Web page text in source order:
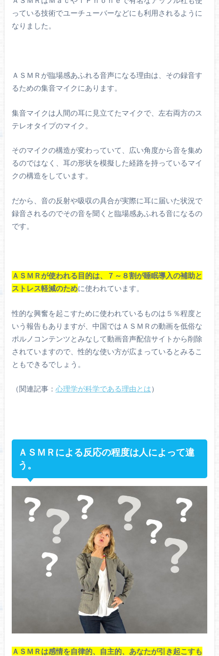
っている技術でユーチューバーなどにも利用されるように
なりました。
ＡＳＭＲが臨場感あふれる音声になる理由は、その録音す
るための集音マイクにあります。
集音マイクは人間の耳に見立てたマイクで、左右両方のス
テレオタイプのマイク。
そのマイクの構造が変わっていて、広い角度から音を集め
るのではなく、耳の形状を模擬した経路を持っているマイ
クの構造をしています。
だから、音の反射や吸収の具合が実際に耳に届いた状況で
録音されるのでその音を聞くと臨場感あふれる音になるの
です。
ＡＳＭＲが使われる目的は、７～８割が睡眠導入の補助と
ストレス軽減のために使われています。
性的な興奮を起こすために使われているものは５％程度と
いう報告もありますが、中国ではＡＳＭＲの動画を低俗な
ポルノコンテンツとみなして動画音声配信サイトから削除
されていますので、性的な使い方が広まっているとみるこ
ともできるでしょう。
（関連記事： 心理学が科学である理由とは）
ＡＳＭＲによる反応の程度は人によって違
う。
ＡＳＭＲは感情を自律的、自主的、あなたが引き起こすも